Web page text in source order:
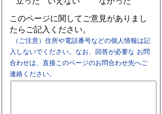
このページに関してご意見がありまし
たらご記入ください。
（ご注意）住所や電話番号などの個人情報は記
入しないでください。なお、回答が必要な お問
合わせは、直接このページのお問合わせ先へご
連絡ください。